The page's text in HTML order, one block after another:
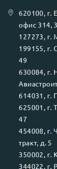
620100, г.
офис 314,
127273, г.
199155, г.
49
630084, г.
614031 , г.
625001 , г.
47
454008, г.
тракт, д. 5
350002, г.
344022, г.